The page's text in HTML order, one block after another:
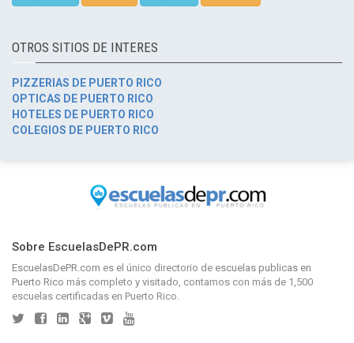
OTROS SITIOS DE INTERES
PIZZERIAS DE PUERTO RICO
OPTICAS DE PUERTO RICO
HOTELES DE PUERTO RICO
COLEGIOS DE PUERTO RICO
Sobre EscuelasDePR.com
EscuelasDePR.com es el único directorio de escuelas publicas en
Puerto Rico más completo y visitado, contamos con más de 1,500
escuelas certificadas en Puerto Rico.